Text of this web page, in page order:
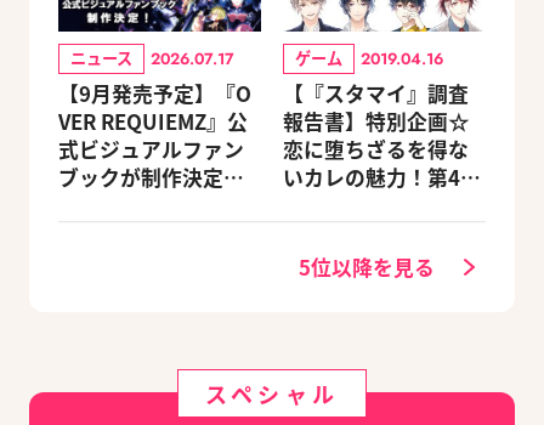
ニュース 2026.07.17
【9月発売予定】『O
VER REQUIEMZ』公
式ビジュアルファン
ブックが制作決定！
ゲーム 2019.04.16
【『スタマイ』調査
報告書】特別企画☆
恋に堕ちざるを得な
いカレの魅力！第4
5位以降を見る
スペシャル